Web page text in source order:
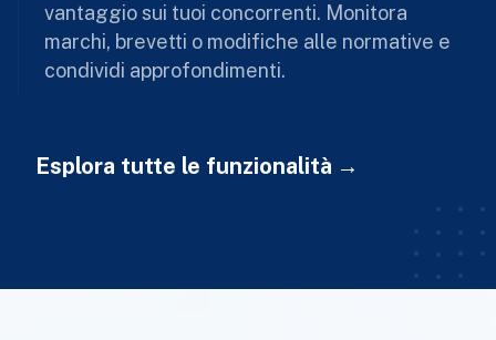
vantaggio sui tuoi concorrenti. Monitora
marchi, brevetti o modifiche alle normative e
condividi approfondimenti.
Esplora tutte le funzionalità